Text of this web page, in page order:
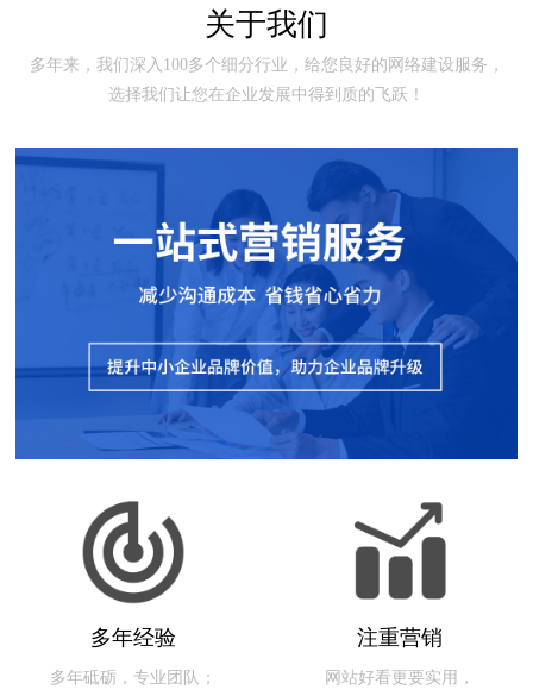
关于我们
多年来，我们深入100多个细分行业，给您良好的网络建设服务，
选择我们让您在企业发展中得到质的飞跃！
多年经验
多年砥砺，专业团队；
注重营销
网站好看更要实用，